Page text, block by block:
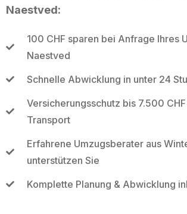
Naestved:
100 CHF sparen bei Anfrage Ihres
Naestved
Schnelle Abwicklung in unter 24
Versicherungsschutz bis 7.500
Transport
Erfahrene Umzugsberater aus
unterstützen Sie
Komplette Planung & Abwicklung